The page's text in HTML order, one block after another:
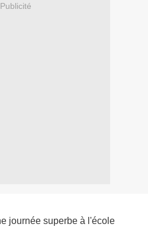
Publicité
journée superbe à l'école